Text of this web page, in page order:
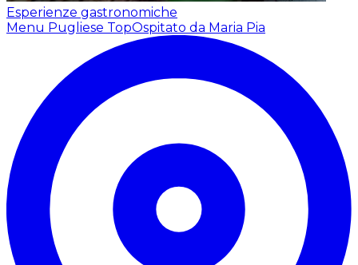
Esperienze gastronomiche
Menu Pugliese TopOspitato da Maria Pia